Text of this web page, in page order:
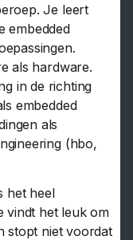
Je leert
embedded
als hardware.
in de richting
embedded
als
(hbo,
het heel
vindt het leuk om
stopt niet voordat